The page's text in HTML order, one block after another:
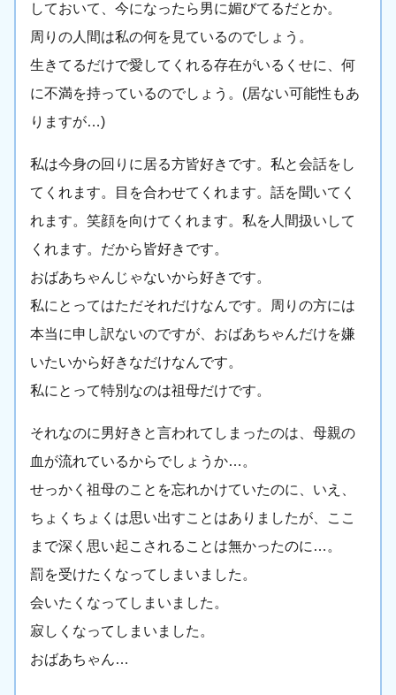
しておいて、今になったら男に媚びてるだとか。
周りの人間は私の何を見ているのでしょう。
生きてるだけで愛してくれる存在がいるくせに、何
に不満を持っているのでしょう。(居ない可能性もあ
りますが…)
私は今身の回りに居る方皆好きです。私と会話をし
てくれます。目を合わせてくれます。話を聞いてく
れます。笑顔を向けてくれます。私を人間扱いして
くれます。だから皆好きです。
おばあちゃんじゃないから好きです。
私にとってはただそれだけなんです。周りの方には
本当に申し訳ないのですが、おばあちゃんだけを嫌
いたいから好きなだけなんです。
私にとって特別なのは祖母だけです。
それなのに男好きと言われてしまったのは、母親の
血が流れているからでしょうか…。
せっかく祖母のことを忘れかけていたのに、いえ、
ちょくちょくは思い出すことはありましたが、ここ
まで深く思い起こされることは無かったのに…。
罰を受けたくなってしまいました。
会いたくなってしまいました。
寂しくなってしまいました。
おばあちゃん…